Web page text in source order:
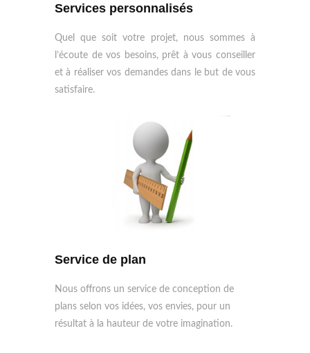
Services personnalisés
Quel que soit votre projet, nous sommes à
l’écoute de vos besoins, prêt à vous conseiller
et à réaliser vos demandes dans le but de vous
satisfaire.
Service de plan
Nous offrons un service de conception de
plans selon vos idées, vos envies, pour un
résultat à la hauteur de votre imagination.